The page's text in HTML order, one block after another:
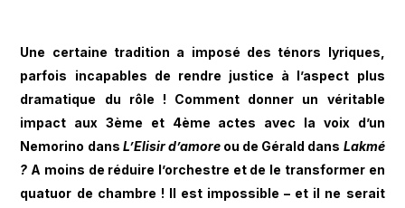
Une certaine tradition a imposé des ténors lyriques,
parfois incapables de rendre justice à l’aspect plus
dramatique du rôle ! Comment donner un véritable
impact aux 3ème et 4ème actes avec la voix d’un
Nemorino dans L’Elisir d’amoreou de Gérald dans Lakmé
? A moins de réduire l’orchestre et de le transformer en
quatuor de chambre ! Il est impossible – et il ne serait